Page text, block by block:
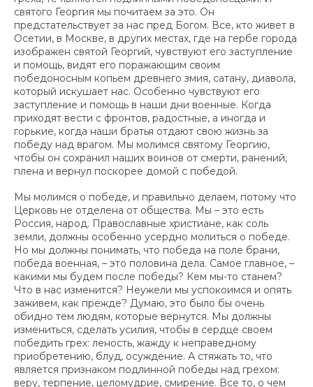
святого Георгия мы почитаем за это. Он
предстательствует за нас пред Богом. Все, кто живет в
Осетии, в Москве, в других местах, где на гербе города
изображен святой Георгий, чувствуют его заступление
и помощь, видят его поражающим своим
победоносным копьем древнего змия, сатану, диавола,
который искушает нас. Особенно чувствуют его
заступление и помощь в наши дни военные. Когда
приходят вести с фронтов, радостные, а иногда и
горькие, когда наши братья отдают свою жизнь за
победу над врагом. Мы молимся святому Георгию,
чтобы он сохранил наших воинов от смерти, ранений,
плена и вернул поскорее домой с победой.
Мы молимся о победе, и правильно делаем, потому что
Церковь не отделена от общества. Мы – это есть
Россия, народ. Православные христиане, как соль
земли, должны особенно усердно молиться о победе.
Но мы должны понимать, что победа на поле брани,
победа военная, – это половина дела. Самое главное, –
какими мы будем после победы? Кем мы-то станем?
Что в нас изменится? Неужели мы успокоимся и опять
заживем, как прежде? Думаю, это было бы очень
обидно тем людям, которые вернутся. Мы должны
измениться, сделать усилия, чтобы в сердце своем
победить грех: леность, жажду к неправедному
приобретению, блуд, осуждение. А стяжать то, что
является признаком подлинной победы над грехом:
веру, терпение, целомудрие, смирение. Все то, о чем